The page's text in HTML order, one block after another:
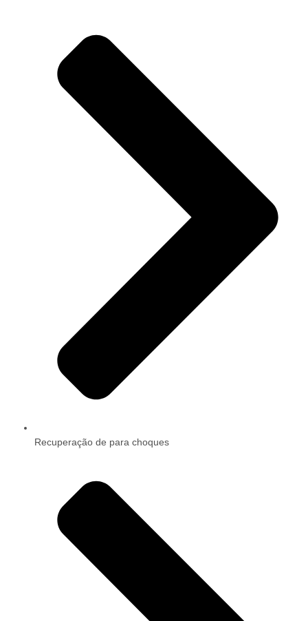
Recuperação de para choques